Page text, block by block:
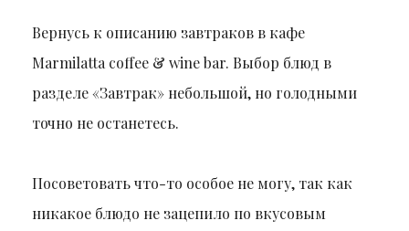
Вернусь к описанию завтраков в кафе
Marmilatta coffee & wine bar. Выбор блюд в
разделе «Завтрак» небольшой, но голодными
точно не останетесь.
Посоветовать что-то особое не могу, так как
никакое блюдо не зацепило по вкусовым